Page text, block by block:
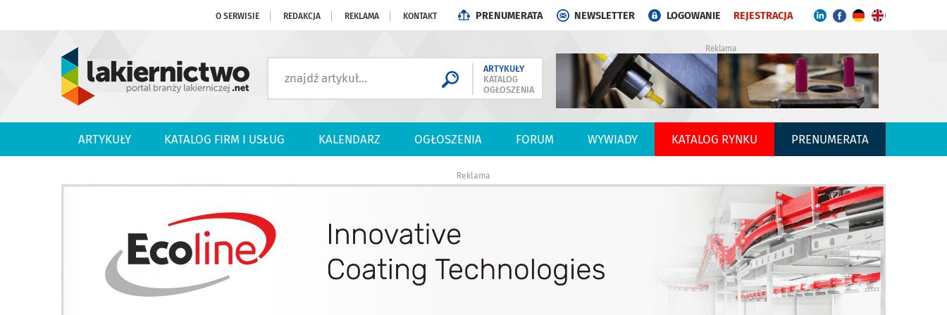
O SERWISIE REDAKCJA REKLAMA KONTAKT PRENUMERATA NEWSLETTER LOGOWANIE REJESTRACJA
ARTYKUŁY
KATALOG
OGŁOSZENIA
Reklama
ARTYKUŁY KATALOG FIRM I USŁUG KALENDARZ OGŁOSZENIA FORUM WYWIADY KATALOG RYNKU PRENUMERATA
Reklama